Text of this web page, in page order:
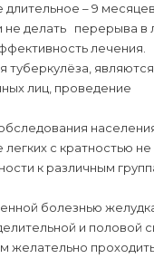
– 9
не делать перерыва в
лечения.
лиц, проведение
с кратностью
к различным
болезнью
и половой
желательно